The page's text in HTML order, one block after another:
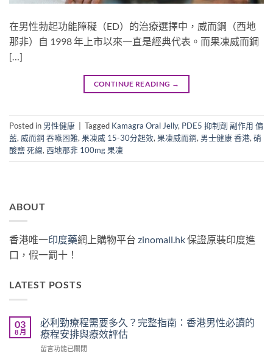
在男性勃起功能障礙（ED）的治療選擇中，威而鋼（西地
那非）自 1998 年上市以來一直是經典代表。而果凍威而鋼
[…]
CONTINUE READING →
Posted in 男性健康 Tagged Kamagra Oral Jelly, PDE5 抑制劑 副作用 偏
藍, 威而鋼 吞嚥困難, 果凍威 15-30分起效, 果凍威而鋼, 男士健康 香港, 硝
酸鹽 死線, 西地那非 100mg 果凍
ABOUT
香港唯一印度藥網上購物平台 zinomall.hk保證原裝印度進
口，假一罰十！
LATEST POSTS
03
8 月
必利勁療程需要多久？完整指南：香港男性必讀的
療程安排與療效評估
在
留言功能已關閉